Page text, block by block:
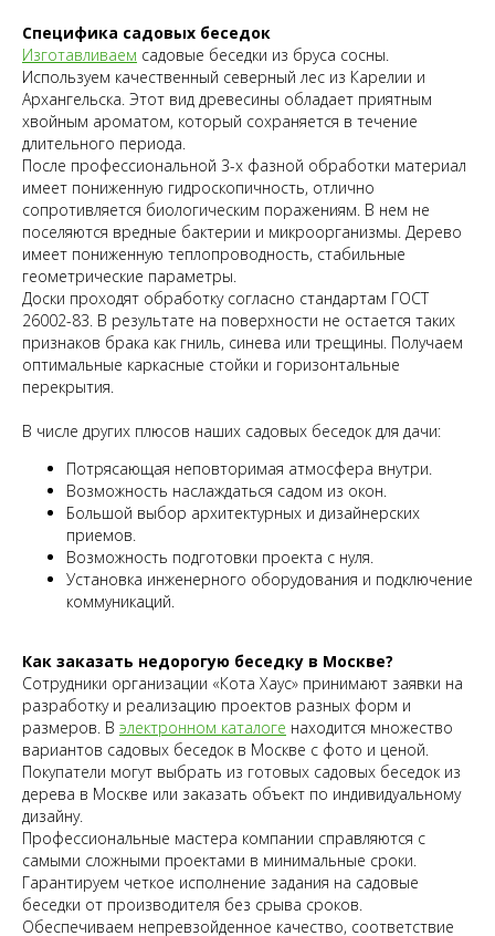
Специфика садовых беседок
Изготавливаем садовые беседки из бруса сосны.
Используем качественный северный лес из Карелии и
Архангельска. Этот вид древесины обладает приятным
хвойным ароматом, который сохраняется в течение
длительного периода.
После профессиональной 3-х фазной обработки материал
имеет пониженную гидроскопичность, отлично
сопротивляется биологическим поражениям. В нем не
поселяются вредные бактерии и микроорганизмы. Дерево
имеет пониженную теплопроводность, стабильные
геометрические параметры.
Доски проходят обработку согласно стандартам ГОСТ
26002-83. В результате на поверхности не остается таких
признаков брака как гниль, синева или трещины. Получаем
оптимальные каркасные стойки и горизонтальные
перекрытия.
В числе других плюсов наших садовых беседок для дачи:
Потрясающая неповторимая атмосфера внутри.
Возможность наслаждаться садом из окон.
Большой выбор архитектурных и дизайнерских
приемов.
Возможность подготовки проекта с нуля.
Установка инженерного оборудования и подключение
коммуникаций.
Как заказать недорогую беседку в Москве?
Сотрудники организации «Кота Хаус» принимают заявки на
разработку и реализацию проектов разных форм и
размеров. В электронном каталоге находится множество
вариантов садовых беседок в Москве с фото и ценой.
Покупатели могут выбрать из готовых садовых беседок из
дерева в Москве или заказать объект по индивидуальному
дизайну.
Профессиональные мастера компании справляются с
самыми сложными проектами в минимальные сроки.
Гарантируем четкое исполнение задания на садовые
беседки от производителя без срыва сроков.
Обеспечиваем непревзойденное качество, соответствие